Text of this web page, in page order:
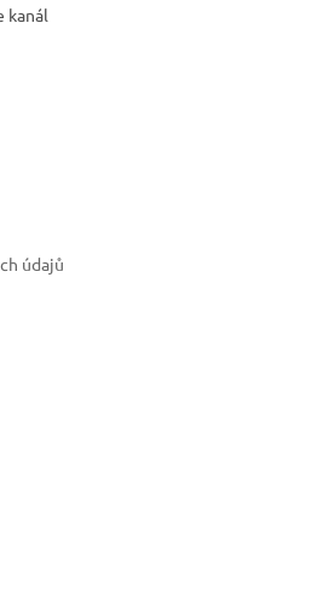
kanál
údajů